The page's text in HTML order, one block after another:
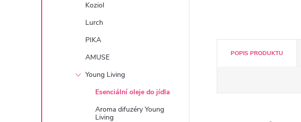
Koziol
Lurch
PIKA
AMUSE
Young Living
Esenciální oleje do jídla
Aroma difuzéry Young
Living
POPIS PRODUKTU